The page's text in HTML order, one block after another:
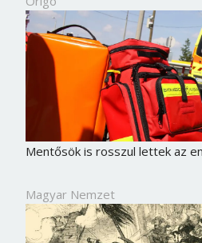
Mentősök is rosszul lettek az
Magyar Nemzet